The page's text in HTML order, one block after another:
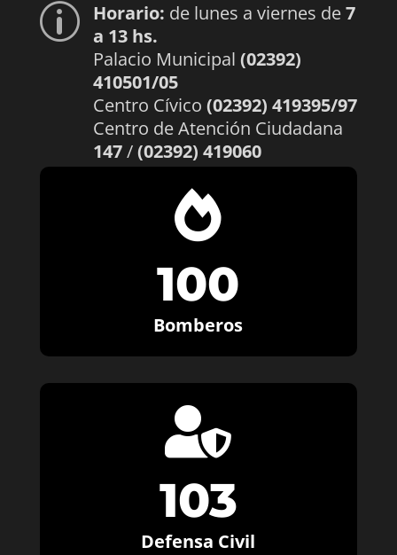
p Horario: de lunes a viernes de7
a 13 hs.
Palacio Municipal (02392)
410501/05
Centro Cívico (02392) 419395/97
Centro de Atención Ciudadana
147/(02392) 419060

100
Bomberos

103
Defensa Civil